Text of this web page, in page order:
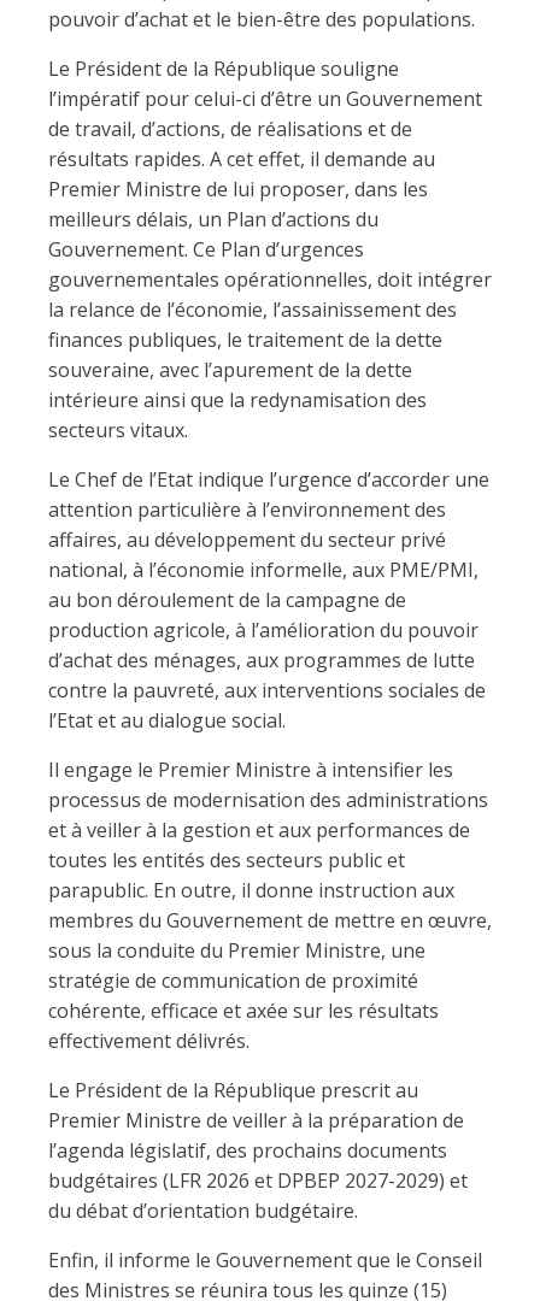
pouvoir d’achat et le bien-être des populations.
Le Président de la République souligne
l’impératif pour celui-ci d’être un Gouvernement
de travail, d’actions, de réalisations et de
résultats rapides. A cet effet, il demande au
Premier Ministre de lui proposer, dans les
meilleurs délais, un Plan d’actions du
Gouvernement. Ce Plan d’urgences
gouvernementales opérationnelles, doit intégrer
la relance de l’économie, l’assainissement des
finances publiques, le traitement de la dette
souveraine, avec l’apurement de la dette
intérieure ainsi que la redynamisation des
secteurs vitaux.
Le Chef de l’Etat indique l’urgence d’accorder une
attention particulière à l’environnement des
affaires, au développement du secteur privé
national, à l’économie informelle, aux PME/PMI,
au bon déroulement de la campagne de
production agricole, à l’amélioration du pouvoir
d’achat des ménages, aux programmes de lutte
contre la pauvreté, aux interventions sociales de
l’Etat et au dialogue social.
Il engage le Premier Ministre à intensifier les
processus de modernisation des administrations
et à veiller à la gestion et aux performances de
toutes les entités des secteurs public et
parapublic. En outre, il donne instruction aux
membres du Gouvernement de mettre en œuvre,
sous la conduite du Premier Ministre, une
stratégie de communication de proximité
cohérente, efficace et axée sur les résultats
effectivement délivrés.
Le Président de la République prescrit au
Premier Ministre de veiller à la préparation de
l’agenda législatif, des prochains documents
budgétaires (LFR 2026 et DPBEP 2027-2029) et
du débat d’orientation budgétaire.
Enfin, il informe le Gouvernement que le Conseil
des Ministres se réunira tous les quinze (15)